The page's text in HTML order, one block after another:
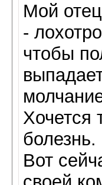
Мой
-
чтобы
Хочется
болезнь.
Вот